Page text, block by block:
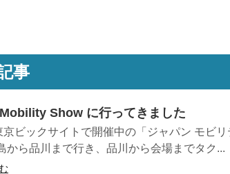
事
Show に行ってきました
京ビックサイトで開催中の「ジャパン モビ
から品川まで行き、品川から会場までタク...